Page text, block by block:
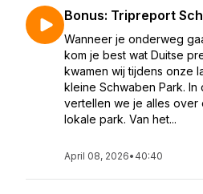
Bonus: Tripreport
Wanneer je onderweg
kom je best wat Duitse
kwamen wij tijdens onze
kleine Schwaben Park.
vertellen we je alles over
lokale park. Van het...
April 08, 2026• 40:40